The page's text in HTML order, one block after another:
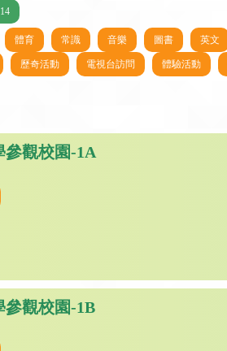
體育 常識 音樂 圖書 英文
歷奇活動 電視台訪問 體驗活動
參觀校園-1A
參觀校園-1B